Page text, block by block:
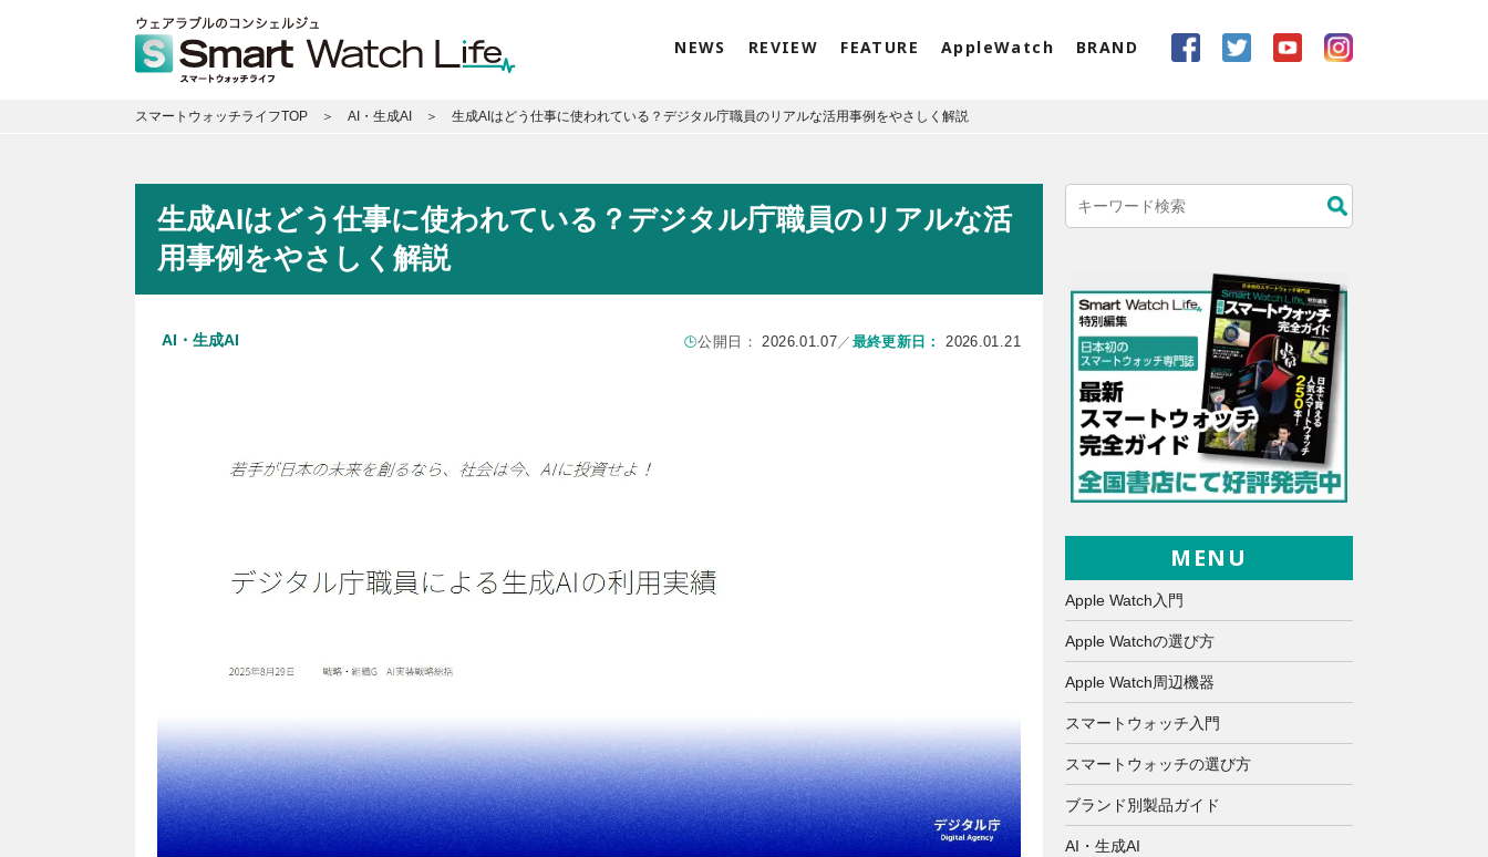
NEWS REVIEW FEATURE AppleWatch BRAND
スマートウォッチライフTOP AI・生成AI 生成AIはどう仕事に使われている？デジタル庁職員のリアルな活用事例をやさしく解説
生成AIはどう仕事に使われている？デジタル庁職員のリアルな活
用事例をやさしく解説
AI・生成AI 公開日：2026.01.07／ 最終更新日： 2026.01.21
MENU
Apple Watch入門
Apple Watchの選び方
Apple Watch周辺機器
スマートウォッチ入門
スマートウォッチの選び方
ブランド別製品ガイド
AI・生成AI